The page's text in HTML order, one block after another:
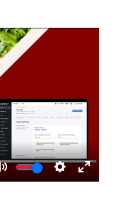
Mute Settings
Enter